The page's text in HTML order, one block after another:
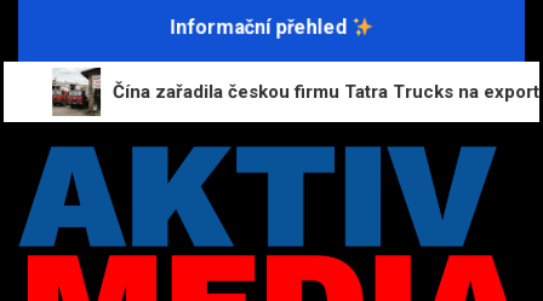
content
Informační přehled
Čína zařadila českou firmu Tatra Trucks na exportní sankční